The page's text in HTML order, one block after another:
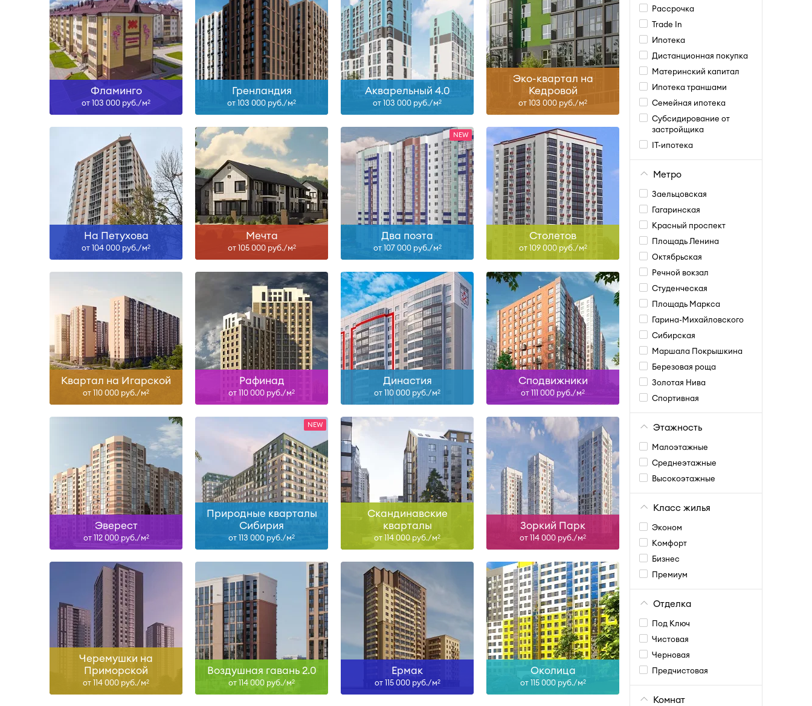
Фламинго
от 103 000 руб./м2
Гренландия
от 103 000 руб./м2
Акварельный 4.0
от 103 000 руб./м2
Эко-квартал на
Кедровой
от 103 000 руб./м2
На Петухова
от 104 000 руб./м2
Сдан
Узнать больше
Мечта
от 105 000 руб./м2
III-26
Узнать больше
Два поэта
от 107 000 руб./м2
II-28
Узнать больше
Столетов
от 109 000 руб./м2
IV-27
Узнать больше
Квартал на Игарской
от 110 000 руб./м2
Сдан, III-26, I-28, II-28
Узнать больше
Рафинад
от 110 000 руб./м2
Сдан
Узнать больше
Династия
от 110 000 руб./м2
Сдан, IV-26, I-27, III-27, I-28,
IV-28
Узнать больше
Сподвижники
от 111 000 руб./м2
Сдан, II-28
Узнать больше
Эверест
от 112 000 руб./м2
II-27
Узнать больше
Природные кварталы
Сибирия
от 113 000 руб./м2
III-28
Узнать больше
Скандинавские
кварталы
от 114 000 руб./м2
I-27, II-28
Узнать больше
Зоркий Парк
от 114 000 руб./м2
Сдан, II-27
Узнать больше
Черемушки на
Приморской
от 114 000 руб./м2
IV-26, IV-27
Узнать больше
Воздушная гавань 2.0
от 114 000 руб./м2
III-26
Узнать больше
Ермак
от 115 000 руб./м2
IV-26
Узнать больше
Околица
от 115 000 руб./м2
IV-26, IV-27, I-28
Узнать больше
Сдан
Узнать больше
Сдан
Узнать больше
Сдан
Узнать больше
Сдан, III-26
Узнать больше
Рассрочка
Trade In
Ипотека
Дистанционная покупка
Материнский капитал
Ипотека траншами
Семейная ипотека
Субсидирование от
застройщика
IT-ипотека
Метро
Заельцовская
Гагаринская
Красный проспект
Площадь Ленина
Октябрьская
Речной вокзал
Студенческая
Площадь Маркса
Гарина-Михайловского
Сибирская
Маршала Покрышкина
Березовая роща
Золотая Нива
Спортивная
Этажность
Малоэтажные
Среднеэтажные
Высокоэтажные
Класс жилья
Эконом
Комфорт
Бизнес
Премиум
Отделка
Под Ключ
Чистовая
Черновая
Предчистовая
Комнат